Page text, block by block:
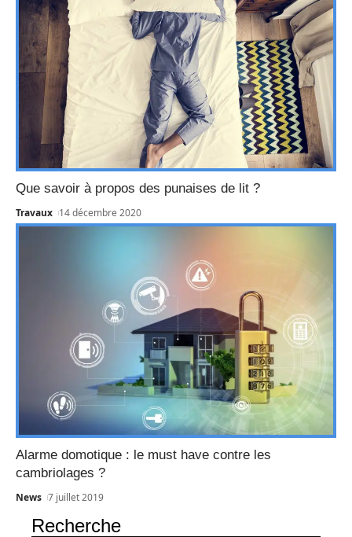
Que savoir à propos des punaises de lit ?
Travaux 14 décembre 2020
Alarme domotique : le must have contre les
cambriolages ?
News 7 juillet 2019
Recherche